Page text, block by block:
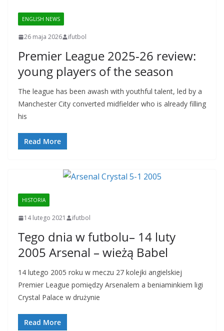
ENGLISH NEWS
26 maja 2026 ifutbol
Premier League 2025-26 review:
young players of the season
The league has been awash with youthful talent, led by a
Manchester City converted midfielder who is already filling
his
Read More
HISTORIA
14 lutego 2021 ifutbol
Tego dnia w futbolu– 14 luty
2005 Arsenal – wieżą Babel
14 lutego 2005 roku w meczu 27 kolejki angielskiej
Premier League pomiędzy Arsenalem a beniaminkiem ligi
Crystal Palace w drużynie
Read More